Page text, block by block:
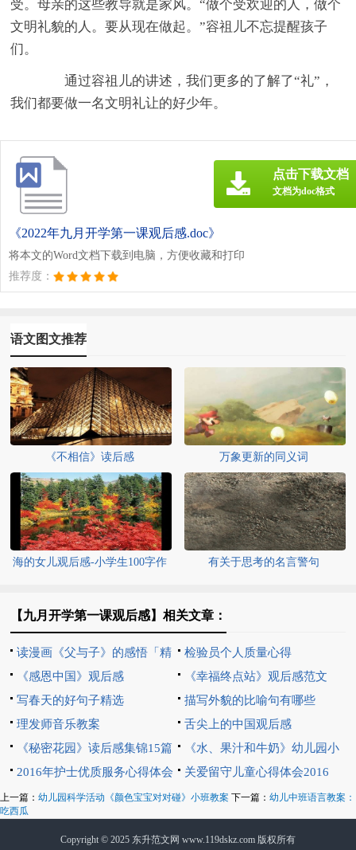
受。母亲的这些教导就是家风。“做个受欢迎的人，做个
文明礼貌的人。要从现在做起。”容祖儿不忘提醒孩子
们。
通过容祖儿的讲述，我们更多的了解了“礼”，
我们都要做一名文明礼让的好少年。
《2022年九月开学第一课观后感.doc》
将本文的Word文档下载到电脑，方便收藏和打印
推荐度：
点击下载文档
文档为doc格式
语文图文推荐
《不相信》读后感 万象更新的同义词
海的女儿观后感-小学生100字作
有关于思考的名言警句
【九月开学第一课观后感】相关文章：
读漫画《父与子》的感悟「精
选」
检验员个人质量心得
《感恩中国》观后感
《幸福终点站》观后感范文
写春天的好句子精选
描写外貌的比喻句有哪些
理发师音乐教案
舌尖上的中国观后感
《秘密花园》读后感集锦15篇
《水、果汁和牛奶》幼儿园小
班英语教案
2016年护士优质服务心得体会
范文
关爱留守儿童心得体会2016
上一篇： 幼儿园科学活动《颜色宝宝对对碰》小班教案 下一篇： 幼儿中班语言教案：
吃西瓜
Copyright © 2025 东升范文网 www.119dskz.com 版权所有